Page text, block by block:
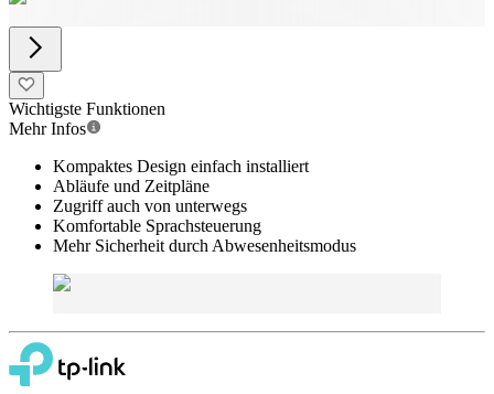
Wichtigste Funktionen
Mehr Infos
Kompaktes Design einfach installiert
Abläufe und Zeitpläne
Zugriff auch von unterwegs
Komfortable Sprachsteuerung
Mehr Sicherheit durch Abwesenheitsmodus